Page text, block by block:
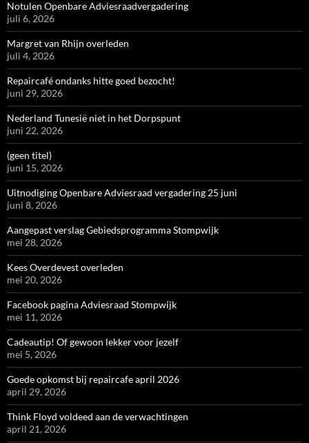
Notulen Openbare Adviesraadvergadering
juli 6, 2026
Margret van Rhijn overleden
juli 4, 2026
Repaircafé ondanks hitte goed bezocht!
juni 29, 2026
Nederland Tunesië niet in het Dorpspunt
juni 22, 2026
(geen titel)
juni 15, 2026
Uitnodiging Openbare Adviesraad vergadering 25 juni
juni 8, 2026
Aangepast verslag Gebiedsprogramma Stompwijk
mei 28, 2026
Kees Overdevest overleden
mei 20, 2026
Facebook pagina Adviesraad Stompwijk
mei 11, 2026
Cadeautip! Of gewoon lekker voor jezelf
mei 5, 2026
Goede opkomst bij repaircafe april 2026
april 29, 2026
Think Floyd voldeed aan de verwachtingen
april 21, 2026